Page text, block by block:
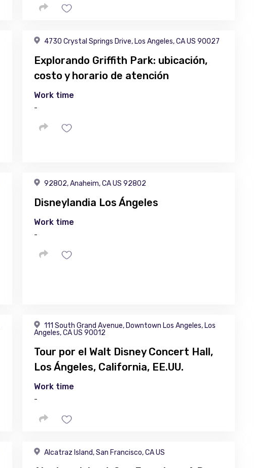
4730 Crystal Springs Drive, Los Angeles, CA US 90027
Explorando Griffith Park: ubicación,
costo y horario de atención
Work time
-
92802, Anaheim, CA US 92802
Disneylandia Los Ángeles
Work time
-
111 South Grand Avenue, Downtown Los Angeles, Los
Angeles, CA US 90012
Tour por el Walt Disney Concert Hall,
Los Ángeles, California, EE.UU.
Work time
-
Alcatraz Island, San Francisco, CA US